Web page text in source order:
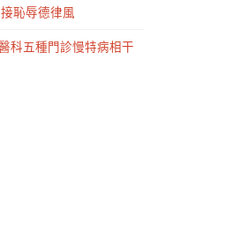
恥辱德律風
科五種門診慢特病相干